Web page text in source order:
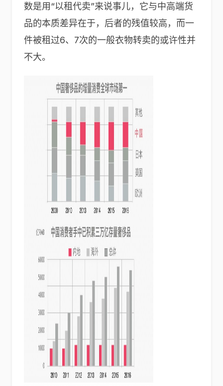
数是用“以租代卖”来说事儿，它与中高端货
品的本质差异在于，后者的残值较高，而一
件被租过6、7次的一般衣物转卖的或许性并
不大。